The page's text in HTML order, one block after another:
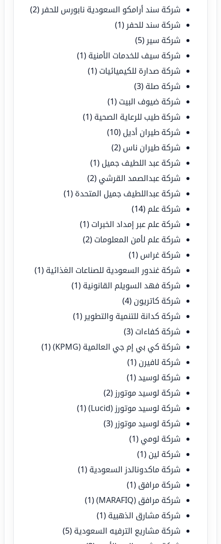
شركة سند أرامكو السعودية نابورس للحفر (2)
شركة سند للحفر (1)
شركة سير (5)
شركة سيف للخدمات الأمنية (1)
شركة صدارة للكيميائيات (1)
شركة صلة (3)
شركة ضيوف البيت (1)
شركة طيب للرعاية الصحية (1)
شركة طيران أديل (10)
شركة طيران ناس (2)
شركة عبد اللطيف جميل (1)
شركة عبدالصمد القرشي (2)
شركة عبداللطيف جميل المتحدة (1)
شركة علم (14)
شركة علم عبر إمداد الخبرات (1)
شركة علم لأمن المعلومات (2)
شركة غراس (1)
شركة غندور السعودية للصناعات الغذائية (1)
شركة فهد السويلم القانونية (1)
شركة كاتريون (4)
شركة كدانة للتنمية والتطوير (1)
شركة كفاءات (3)
شركة كي بي إم جي العالمية (KPMG)
(1)
شركة لافيرن (1)
شركة لوسيد(1)
شركة لوسيد موتورز (2)
شركة لوسيد موتورز (Lucid)
(1)
شركة لوسيد موتوزر (3)
شركة لومي (1)
شركة لين (1)
شركة ماكدونالدز السعودية (1)
شركة مرافق (1)
شركة مرافق (MARAFIQ)
(1)
شركة مشارق الذهبية (1)
شركة مشاريع الترفيه السعودية (5)